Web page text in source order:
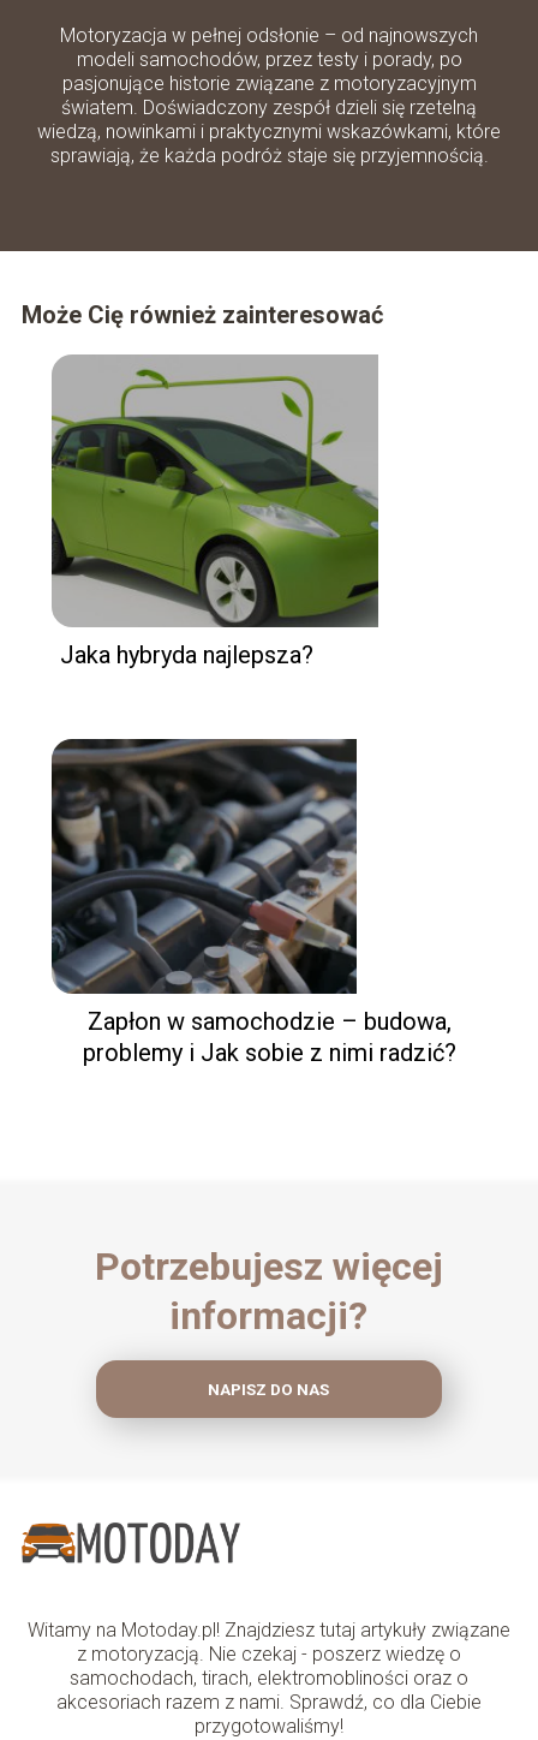
Motoryzacja w pełnej odsłonie – od najnowszych
modeli samochodów, przez testy i porady, po
pasjonujące historie związane z motoryzacyjnym
światem. Doświadczony zespół dzieli się rzetelną
wiedzą, nowinkami i praktycznymi wskazówkami, które
sprawiają, że każda podróż staje się przyjemnością.
Może Cię również zainteresować
Jaka hybryda najlepsza?
Zapłon w samochodzie – budowa,
problemy i Jak sobie z nimi radzić?
Potrzebujesz więcej
informacji?
NAPISZ DO NAS
Witamy na Motoday.pl! Znajdziesz tutaj artykuły związane
z motoryzacją. Nie czekaj - poszerz wiedzę o
samochodach, tirach, elektromobliności oraz o
akcesoriach razem z nami. Sprawdź, co dla Ciebie
przygotowaliśmy!